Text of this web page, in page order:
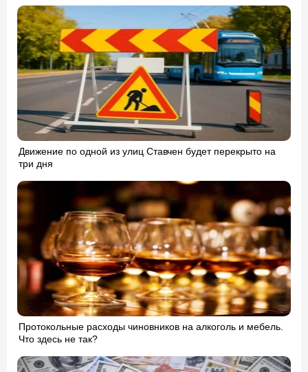
Движение по одной из улиц Ставчен будет перекрыто на
три дня
Протокольные расходы чиновников на алкоголь и мебель.
Что здесь не так?